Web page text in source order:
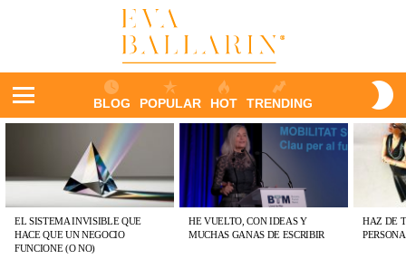
BLOG POPULAR HOT TRENDING
PUBLICACIONES
EL SISTEMA INVISIBLE QUE
HACE QUE UN NEGOCIO
FUNCIONE (O NO)
HE VUELTO, CON IDEAS Y
MUCHAS GANAS DE ESCRIBIR
HAZ DE